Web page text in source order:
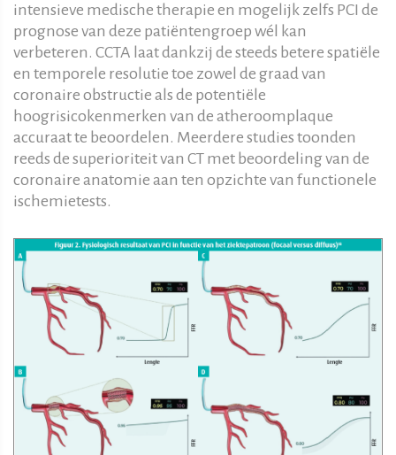
intensieve medische therapie en mogelijk zelfs PCI de
prognose van deze patiëntengroep wél kan
verbeteren. CCTA laat dankzij de steeds betere spatiële
en temporele resolutie toe zowel de graad van
coronaire obstructie als de potentiële
hoogrisicokenmerken van de atheroomplaque
accuraat te beoordelen. Meerdere studies toonden
reeds de superioriteit van CT met beoordeling van de
coronaire anatomie aan ten opzichte van functionele
ischemietests.